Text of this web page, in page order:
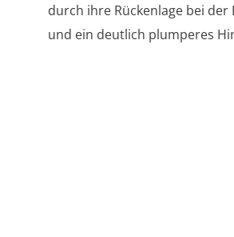
durch ihre Rückenlage bei der
und ein deutlich plumperes